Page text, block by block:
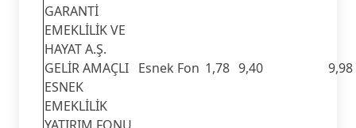
GARANTİ
EMEKLİLİK VE
HAYAT A.Ş.
GELİR AMAÇLI
ESNEK
EMEKLİLİK
YATIRIM FONU
Esnek Fon 1,78 9,40 9,98